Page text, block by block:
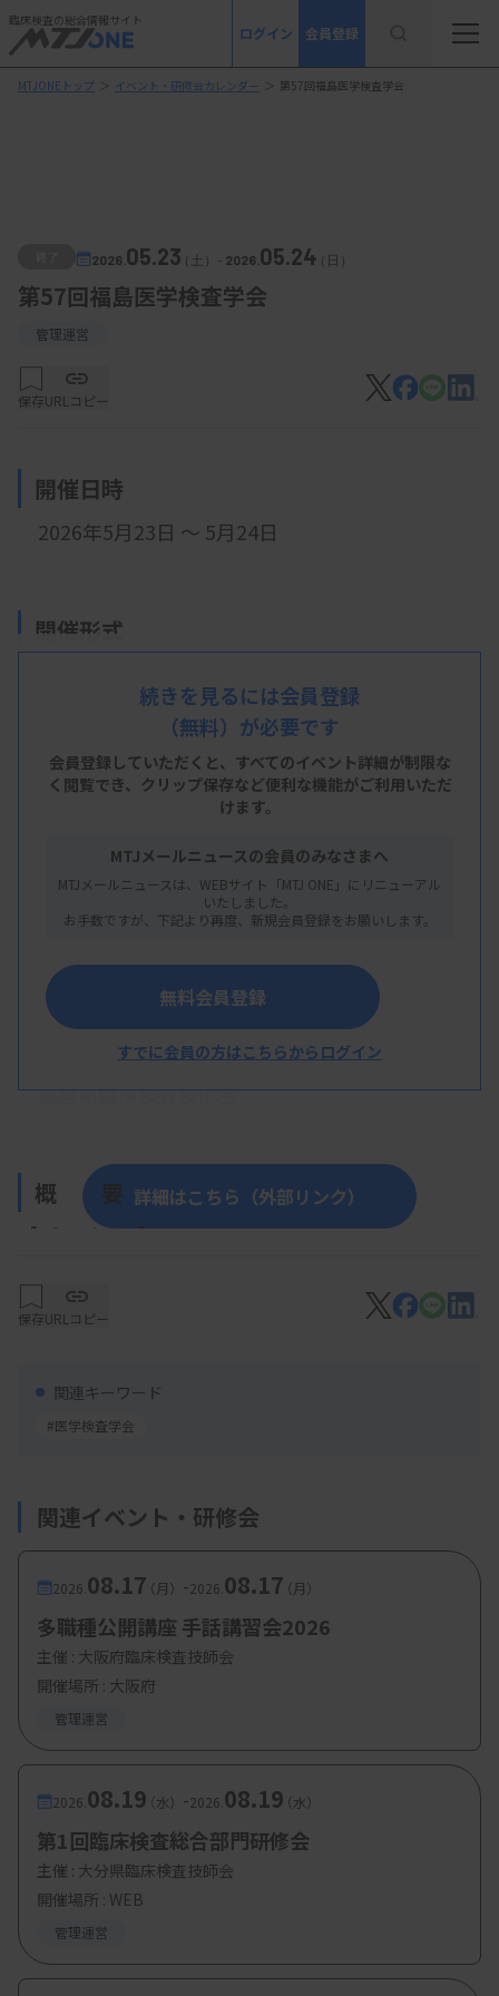
臨床検査の総合情報サイト
ログイン 会員登録
MTJONEトップ ＞ イベント・研修会カレンダー ＞ 第57回福島医学検査学会
2026. 05.23（土） - 2026. 05.24（日）
第57回福島医学検査学会
管理運営
保存URLコピー
開催日時
2026年5月23日 ～ 5月24日
開催形式
会 場
5/23会場 福島県立医科大学 保健科学部 駅前キ
5/24会場 福島県立医科大学 光が丘キャンパス
主 催
福島県臨床検査技師会
概 要
【プログラム】
5月23日（土）
・演題：効率化～多彩な医療環境から学ぶ将来への
高野由喜子技師（福島県立医科大学附属病院
山本肇技師（竹田綜合病院）
飯ヶ谷奈央子技師（かしま病院）
八巻智也技師（臨床検査技師会県北事務局）
・特別講演：歩みを振り返り、未来へ繋ぐ
志村浩己先生（福島県立医科大学臨床検査医
学講座主任教授）
5月24日（日）
・一般演題発表
・一般演題発表終了
・定期総会
詳細はこちら（外部リンク）
続きを見るには会員登録
（無料）が必要です
会員登録していただくと、すべてのイベント詳細が制限な
く閲覧でき、 クリップ保存など便利な機能がご利用いただ
けます。
MTJメールニュースの会員のみなさまへ
MTJメールニュースは、WEBサイト「MTJ ONE」にリニューアル
いたしました。
お手数ですが、下記より再度、新規会員登録をお願いします。
無料会員登録
すでに会員の方はこちらからログイン
保存URLコピー
関連キーワード
#医学検査学会
関連イベント・研修会
2026. 08.17（月） -2026. 08.17（月）
多職種公開講座 手話講習会2026
主催 : 大阪府臨床検査技師会
開催場所 : 大阪府
管理運営
2026. 08.19（水） -2026. 08.19（水）
第1回臨床検査総合部門研修会
主催 : 大分県臨床検査技師会
開催場所 : WEB
管理運営